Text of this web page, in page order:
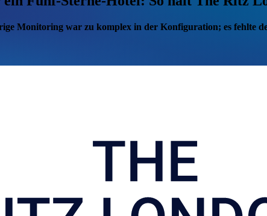
Monitoring war zu komplex in der Konfiguration; es fehlte